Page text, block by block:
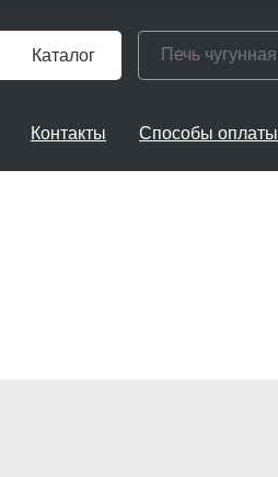
Каталог
Контакты Способы оплаты